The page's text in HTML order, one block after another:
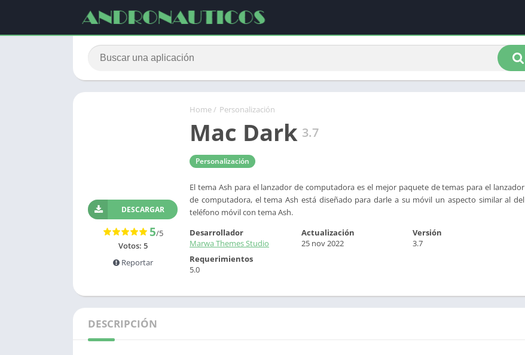
Home/ Personalización
Mac Dark 3.7
Personalización
El tema Ash para el lanzador de computadora es el mejor paquete de temas para el lanzador
de computadora, el tema Ash está diseñado para darle a su móvil un aspecto similar al del
teléfono móvil con tema Ash.
DESCARGAR
5/5
Votos: 5
Reportar
Desarrollador
Marwa Themes Studio
Actualización
25 nov 2022
Versión
3.7
Requerimientos
5.0
DESCRIPCIÓN